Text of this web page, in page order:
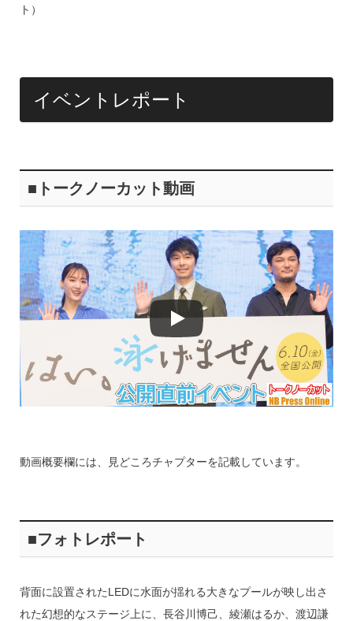
ト）
イベントレポート
■トークノーカット動画
動画概要欄には、見どころチャプターを記載しています。
■フォトレポート
背面に設置されたLEDに水面が揺れる大きなプールが映し出さ
れた幻想的なステージ上に、長谷川博己、綾瀬はるか、渡辺謙